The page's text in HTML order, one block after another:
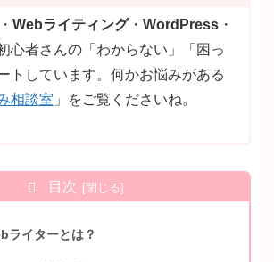
Webライティング・ WordPress・
心者さんの「わからない」「困っ
トしています。何かお悩みがある
相談室 」をご覧くださいね。
目次
ライターとは？